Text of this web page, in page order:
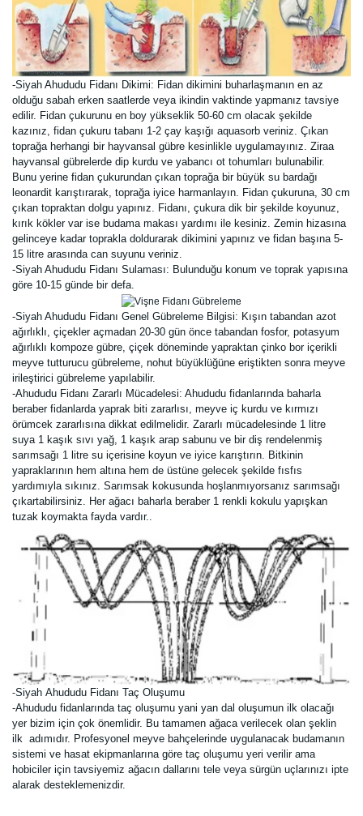
-Siyah Ahududu Fidanı Dikimi: Fidan dikimini buharlaşmanın en az
olduğu sabah erken saatlerde veya ikindin vaktinde yapmanız tavsiye
edilir. Fidan çukurunu en boy yükseklik 50-60 cm olacak şekilde
kazınız, fidan çukuru tabanı 1-2 çay kaşığı aquasorb veriniz. Çıkan
toprağa herhangi bir hayvansal gübre kesinlikle uygulamayınız. Ziraa
hayvansal gübrelerde dip kurdu ve yabancı ot tohumları bulunabilir.
Bunu yerine fidan çukurundan çıkan toprağa bir büyük su bardağı
leonardit karıştırarak, toprağa iyice harmanlayın. Fidan çukuruna, 30 cm
çıkan topraktan dolgu yapınız. Fidanı, çukura dik bir şekilde koyunuz,
kırık kökler var ise budama makası yardımı ile kesiniz. Zemin hizasına
gelinceye kadar toprakla doldurarak dikimini yapınız ve fidan başına 5-
15 litre arasında can suyunu veriniz.
-Siyah Ahududu Fidanı Sulaması: Bulunduğu konum ve toprak yapısına
göre 10-15 günde bir defa.
-Siyah Ahududu Fidanı Genel Gübreleme Bilgisi: Kışın tabandan azot
ağırlıklı, çiçekler açmadan 20-30 gün önce tabandan fosfor, potasyum
ağırlıklı kompoze gübre, çiçek döneminde yapraktan çinko bor içerikli
meyve tutturucu gübreleme, nohut büyüklüğüne eriştikten sonra meyve
irileştirici gübreleme yapılabilir.
-Ahududu Fidanı Zararlı Mücadelesi: Ahududu fidanlarında baharla
beraber fidanlarda yaprak biti zararlısı, meyve iç kurdu ve kırmızı
örümcek zararlısına dikkat edilmelidir. Zararlı mücadelesinde 1 litre
suya 1 kaşık sıvı yağ, 1 kaşık arap sabunu ve bir diş rendelenmiş
sarımsağı 1 litre su içerisine koyun ve iyice karıştırın. Bitkinin
yapraklarının hem altına hem de üstüne gelecek şekilde fısfıs
yardımıyla sıkınız. Sarımsak kokusunda hoşlanmıyorsanız sarımsağı
çıkartabilirsiniz. Her ağacı baharla beraber 1 renkli kokulu yapışkan
tuzak koymakta fayda vardır..
-Siyah Ahududu Fidanı Taç Oluşumu
-Ahududu fidanlarında taç oluşumu yani yan dal oluşumun ilk olacağı
yer bizim için çok önemlidir. Bu tamamen ağaca verilecek olan şeklin
ilk adımıdır. Profesyonel meyve bahçelerinde uygulanacak budamanın
sistemi ve hasat ekipmanlarına göre taç oluşumu yeri verilir ama
hobiciler için tavsiyemiz ağacın dallarını tele veya sürgün uçlarınızı ipte
alarak desteklemenizdir.